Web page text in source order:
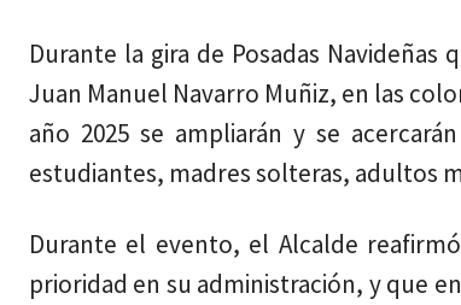
Durante la gira de Posadas
Juan Manuel Navarro Muñiz, en las
año 2025 se ampliarán y se
estudiantes, madres solteras, adultos
Durante el evento, el Alcalde
prioridad en su administración, y que